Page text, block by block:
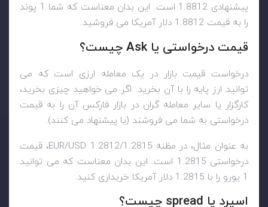
پیشنهادی 1.8812 است. این بدان معناست که شما 1 پوند
را به قیمت 1.8812 دلار آمریکا می فروشید.
قیمت درخواستی یا Ask چیست؟
درخواست قیمت بازار در یک معامله ارزی است که می
توانید ارز پایه را با آن بخرید. اگر می خواهید چیزی بخرید،
کارگزار یا سایر معامله گران در بازار فارکس آن را به قیمت
درخواستی به شما می فروشند (یا پیشنهاد می کنند).
به عنوان مثال، در مظنه EUR/USD 1.2812/1.2815، قیمت
درخواستی 1.2815 است. این بدان معناست که می توانید
1 یورو را با 1.2815 دلار آمریکا خریداری کنید.
اسپرد یا spread چیست؟